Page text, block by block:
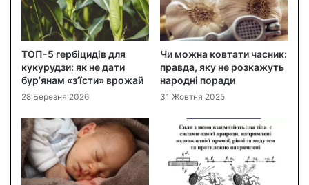
ТОП-5 гербіцидів для
кукурудзи: як не дати
бур’янам «з’їсти» врожай
28 Березня 2026
Чи можна ковтати часник:
правда, яку не розкажуть
народні поради
31 Жовтня 2025